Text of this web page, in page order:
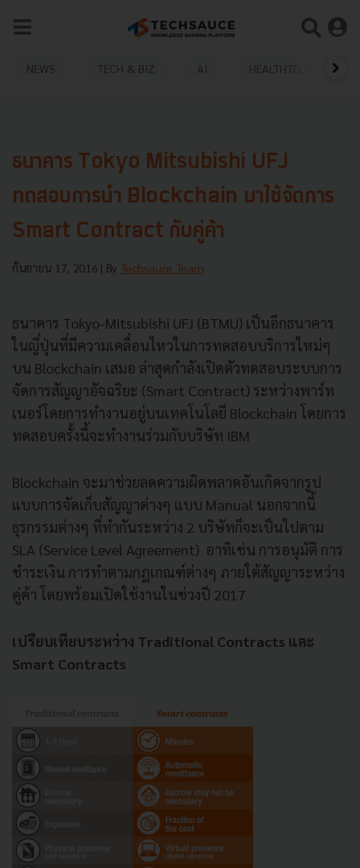
NEWS TECH & BIZ AI HEALTHTECH
ธนาคาร Tokyo Mitsubishi UFJ
ทดสอบการนำ Blockchain มาใช้จัดการ
Smart Contract กับคู่ค้า
กันยายน 17, 2016 | By Techsauce Team
ธนาคาร Tokyo-Mitsubishi UFJ (BTMU) เป็นอีกธนาคาร
ในญี่ปุ่นที่มีความเคลื่อนไหวในการทดสอบบริการใหม่ๆ
บน Blockchain เสมอ ล่าสุดกำลังเปิดตัวทดสอบระบบการ
จัดการสัญญาอัจฉริยะ (Smart Contract) ระหว่างพาร์ท
เนอร์โดยการทำงานอยู่บนเทคโนโลยี Blockchain โดยการ
ทดสอบครั้งนี้จะทำงานร่วมกับบริษัท IBM
Blockchain จะมาช่วยลดความผิดพลาดอันเกิดจากรูป
แบบการจัดเก็บสัญญาต่างๆ แบบ Manual นอกจากนี้
ธุรกรรมต่างๆ ที่ทำกันระหว่าง 2 บริษัทก็จะเป็นไปตาม
SLA (Service Level Agreement) อาทิเช่น การอนุมัติ การ
ชำระเงิน การทำตามกฎเกณฑ์ต่างๆ ภายใต้สัญญาระหว่าง
คู่ค้า โดยพร้อมเปิดใช้งานในช่วงปี 2017
เปรียบเทียบระหว่าง Traditional Contracts และ
Smart Contracts